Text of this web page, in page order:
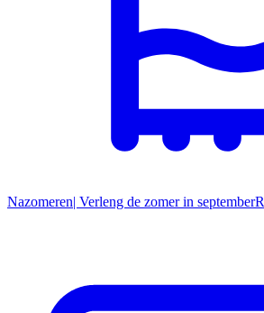
Nazomeren| Verleng de zomer in septemberR